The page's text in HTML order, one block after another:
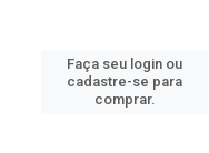
Faça seu login ou
cadastre-se para
comprar.